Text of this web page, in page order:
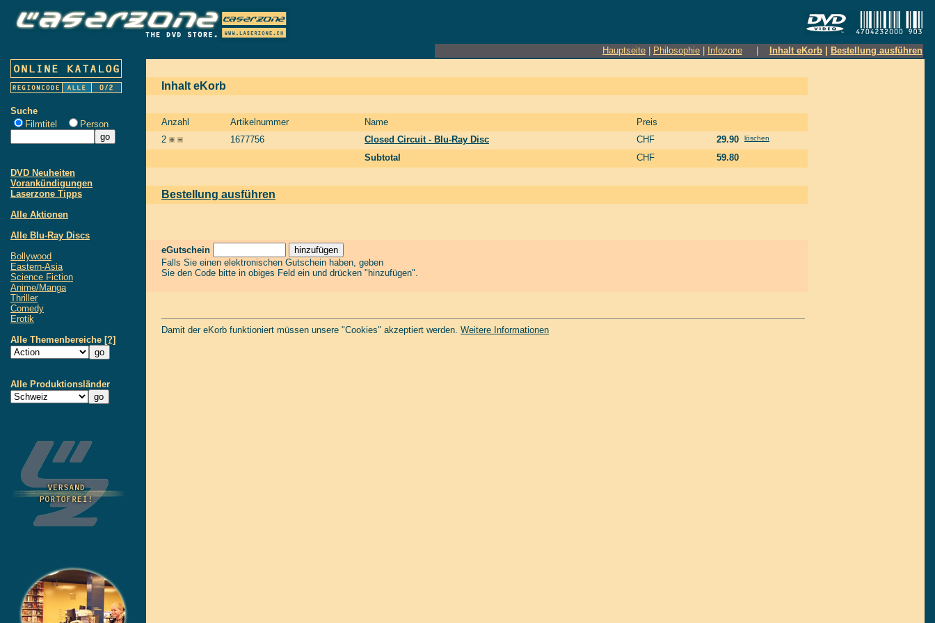
Hauptseite Philosophie Infozone Inhalt eKorb Bestellung ausführen
Suche
Filmtitel
Person
DVD Neuheiten
Vorankündigungen
Laserzone Tipps
Alle Aktionen
Alle Blu-Ray Discs
Bollywood
Eastern-Asia
Science Fiction
Anime/Manga
Thriller
Comedy
Erotik
Alle Themenbereiche [?]
Alle Produktionsländer
Inhalt eKorb
Anzahl Artikelnummer Name
Preis
2
1677756 Closed Circuit - Blu-Ray Disc CHF 29.90 löschen
Subtotal CHF 59.80
Bestellung ausführen
eGutschein
Falls Sie einen elektronischen Gutschein haben, geben
Sie den Code bitte in obiges Feld ein und drücken "hinzufügen".
Damit der eKorb funktioniert müssen unsere "Cookies" akzeptiert werden. Weitere Informationen